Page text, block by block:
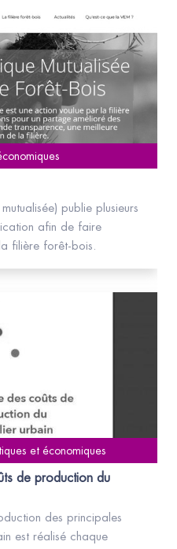
publie plusieurs
afin de faire
filière forêt-bois.
et économiques
de production du
des principales
est réalisé chaque